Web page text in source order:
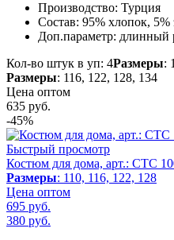
Производство: Турция
Состав: 95% хлопок, 5%
Доп.параметр: длинный
Кол-во штук в уп: 4Размеры:
Размеры: 116, 122, 128, 134
Цена оптом
635 руб.
-45%
Быстрый просмотр
Костюм для дома, арт.: CTC
Размеры: 110, 116, 122, 128
Цена оптом
695 руб.
380 руб.